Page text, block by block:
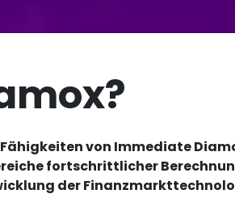
von Immediate
fortschrittlicher
der